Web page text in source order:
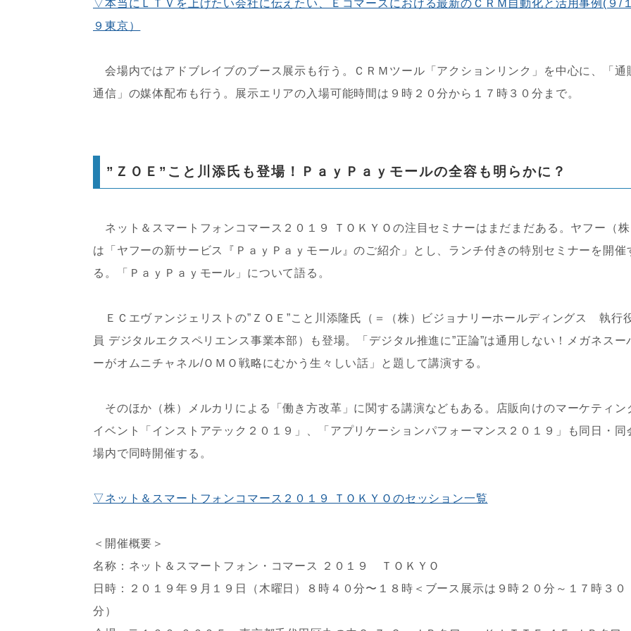
▽本当にＬＴＶを上げたい会社に伝えたい、Ｅコマースにおける最新のＣＲＭ自動化と活用事例(９/１
９東京）
会場内ではアドブレイブのブース展示も行う。ＣＲＭツール「アクションリンク」を中心に、「通
通信」の媒体配布も行う。展示エリアの入場可能時間は９時２０分から１７時３０分まで。
”ＺＯＥ”こと川添氏も登場！ＰａｙＰａｙモールの全容も明らかに？
ネット＆スマートフォンコマース２０１９ ＴＯＫＹＯの注目セミナーはまだまだある。ヤフー（株
は「ヤフーの新サービス『ＰａｙＰａｙモール』のご紹介」とし、ランチ付きの特別セミナーを開催
る。「ＰａｙＰａｙモール」について語る。
ＥＣエヴァンジェリストの”ＺＯＥ”こと川添隆氏（＝（株）ビジョナリーホールディングス 執行
員 デジタルエクスペリエンス事業本部）も登場。「デジタル推進に”正論”は通用しない！メガネスー
ーがオムニチャネル/ＯＭＯ戦略にむかう生々しい話」と題して講演する。
そのほか（株）メルカリによる「働き方改革」に関する講演などもある。店販向けのマーケティン
イベント「インストアテック２０１９」、「アプリケーションパフォーマンス２０１９」も同日・同
場内で同時開催する。
▽ネット＆スマートフォンコマース２０１９ ＴＯＫＹＯのセッション一覧
＜開催概要＞
名称：ネット＆スマートフォン・コマース ２０１９ ＴＯＫＹＯ
日時：２０１９年９月１９日（木曜日）８時４０分〜１８時＜ブース展示は９時２０分～１７時３０
分）